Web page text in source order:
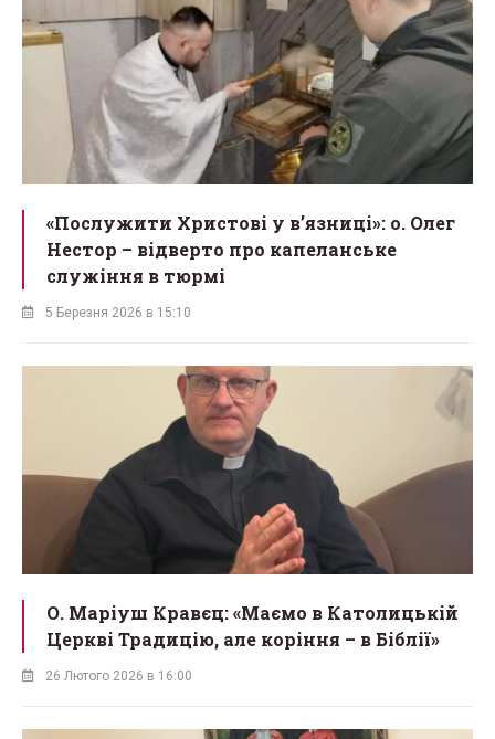
«Послужити Христові у вʼязниці»: о. Олег
Нестор – відверто про капеланське
служіння в тюрмі
5 Березня 2026 в 15:10
О. Маріуш Кравєц: «Маємо в Католицькій
Церкві Традицію, але коріння – в Біблії»
26 Лютого 2026 в 16:00